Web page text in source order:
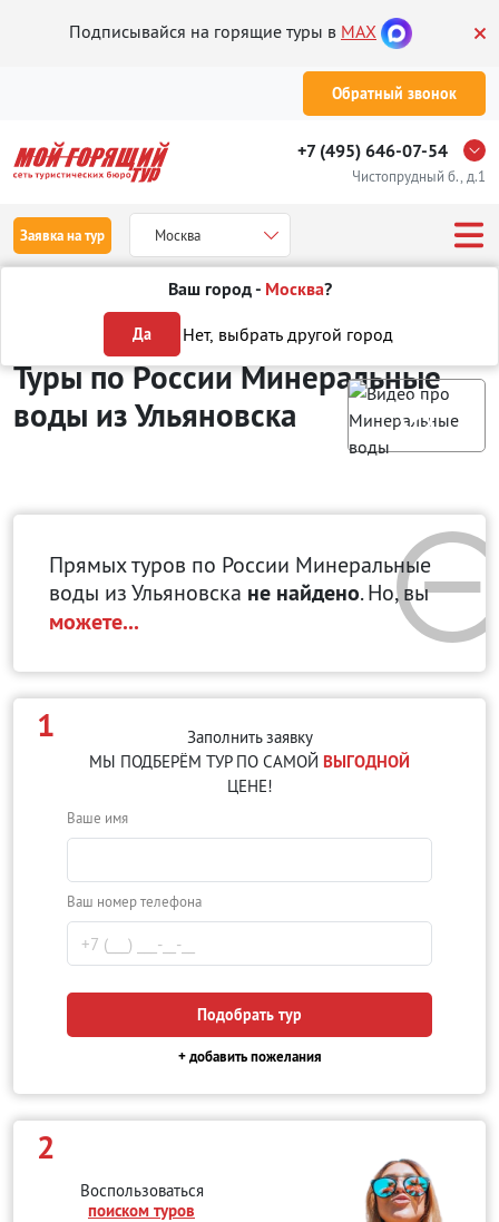
Подписывайся на горящие туры в MAX
Обратный звонок
+7 (495) 646-07-54
Чистопрудный б., д.1
Заявка на тур Москва
Ваш город - Москва?
Да Нет, выбрать другой город
Отдых в России Минеральные воды
Туры по России Минеральные
воды из Ульяновска
Прямых туров по России Минеральные
воды из Ульяновска не найдено. Но, вы
можете...
1
Заполнить заявку
МЫ ПОДБЕРЁМ ТУР ПО САМОЙ ВЫГОДНОЙ
ЦЕНЕ!
Ваше имя
Ваш номер телефона
Подобрать тур
+ добавить пожелания
2
Воспользоваться
поиском туров